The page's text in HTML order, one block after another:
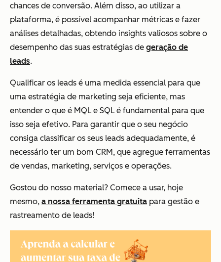
chances de conversão. Além disso, ao utilizar a
plataforma, é possível acompanhar métricas e fazer
análises detalhadas, obtendo insights valiosos sobre o
desempenho das suas estratégias de geração de
leads.
Qualificar os leads é uma medida essencial para que
uma estratégia de marketing seja eficiente, mas
entender o que é MQL e SQL é fundamental para que
isso seja efetivo. Para garantir que o seu negócio
consiga classificar os seus leads adequadamente, é
necessário ter um bom CRM, que agregue ferramentas
de vendas, marketing, serviços e operações.
Gostou do nosso material? Comece a usar, hoje
mesmo, a nossa ferramenta gratuita para gestão e
rastreamento de leads!